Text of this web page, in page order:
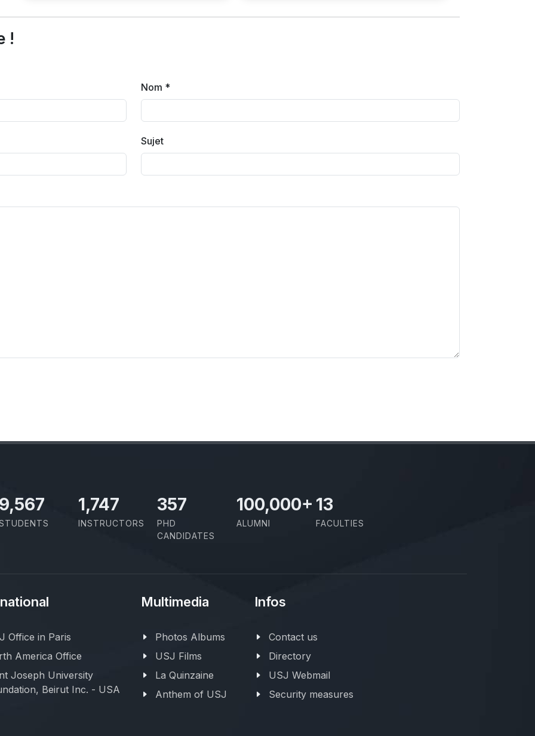
!
Nom *
Sujet
10,493 1,917
INSTRUCTORS
391
PHD
CANDIDATES
100,000+
ALUMNI
13
FACULTIES
Office in Paris
America Office
Joseph University
Beirut Inc. - USA
Multimedia
Photos Albums
USJ Films
La Quinzaine
Anthem of USJ
Infos
Contact us
Directory
USJ Webmail
Security measures